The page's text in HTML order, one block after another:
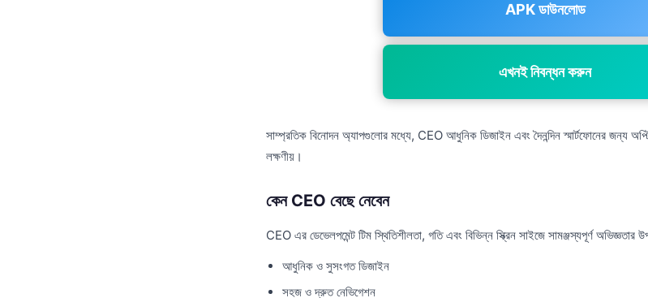
APK ডাউনলোড
এখনই নিবন্ধন করুন
সাম্প্রতিক বিনোদন অ্যাপগুলোর মধ্যে, CEO আধুনিক ডিজাইন এবং দৈনন্দিন স্মার্টফোনের জন্য
লক্ষণীয়।
কেন CEO বেছে নেবেন
CEO এর ডেভেলপমেন্ট টিম স্থিতিশীলতা, গতি এবং বিভিন্ন স্ক্রিন সাইজে সামঞ্জস্যপূর্ণ অভিজ্ঞতার
আধুনিক ও সুসংগত ডিজাইন
সহজ ও দ্রুত নেভিগেশন